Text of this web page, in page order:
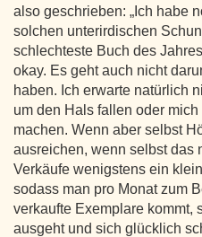
also geschrieben: „Ich habe
solchen unterirdischen
schlechteste Buch des
okay. Es geht auch nicht
haben. Ich erwarte natürlich
um den Hals fallen oder
machen. Wenn aber selbst
ausreichen, wenn selbst das
Verkäufe wenigstens ein
sodass man pro Monat zum
verkaufte Exemplare kommt,
ausgeht und sich glücklich